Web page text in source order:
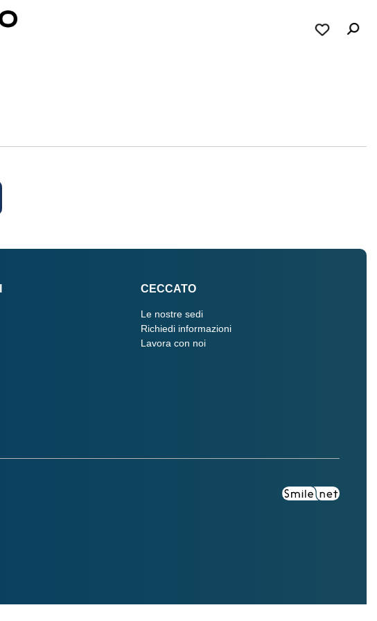
CECCATO
Le nostre sedi
Richiedi informazioni
Lavora con noi